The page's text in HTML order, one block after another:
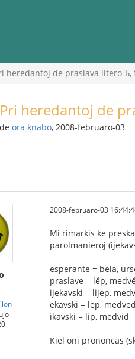
heredantoj de praslava litero Ѣ,
Pri heredantoj de
de ora knabo, 2008-februaro-03
2008-februaro-03
Mi rimarkis ke
parolmanieroj
esperante = bela,
praslave = lĕp,
ijekavski = lijep,
ekavski = lep, medved
ikavski = lip, medvid
Kiel oni prononcas